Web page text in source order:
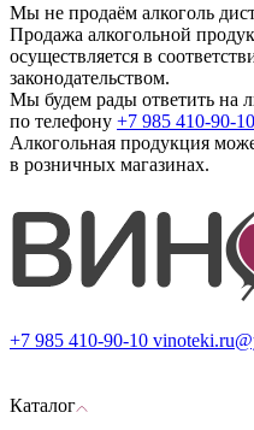
Мы не продаём алкоголь
Продажа алкогольной
осуществляется в
законодательством.
Мы будем рады ответить на
по телефону +7 985 410-90-10
Алкогольная продукция
в розничных магазинах.
+7 985 410-90-10
Каталог